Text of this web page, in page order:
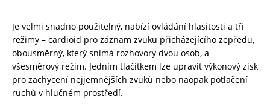
Je velmi snadno použitelný, nabízí ovládání hlasitosti a tři
režimy – cardioid pro záznam zvuku přicházejícího zepředu,
obousměrný, který snímá rozhovory dvou osob, a
všesměrový režim. Jedním tlačítkem lze upravit výkonový zisk
pro zachycení nejjemnějších zvuků nebo naopak potlačení
ruchů v hlučném prostředí.